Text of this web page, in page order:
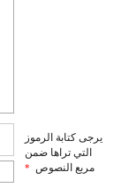
يرجى كتابة الرموز
التي تراها ضمن
مربع النصوص *